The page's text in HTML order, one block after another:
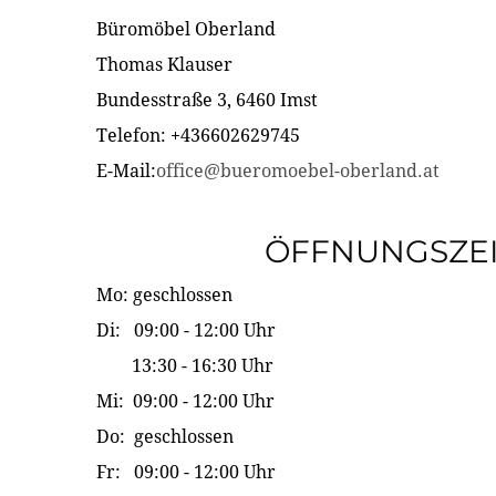
Büromöbel Oberland
Thomas Klauser
Bundesstraße 3, 6460 Imst
Telefon: +436602629745
E-Mail:office@bueromoebel-oberland.at
Mo: geschlossen
Di: 09:00 - 12:00 Uhr
13:30 - 16:30 Uhr
Mi: 09:00 - 12:00 Uhr
Do: geschlossen
Fr: 09:00 - 12:00 Uhr